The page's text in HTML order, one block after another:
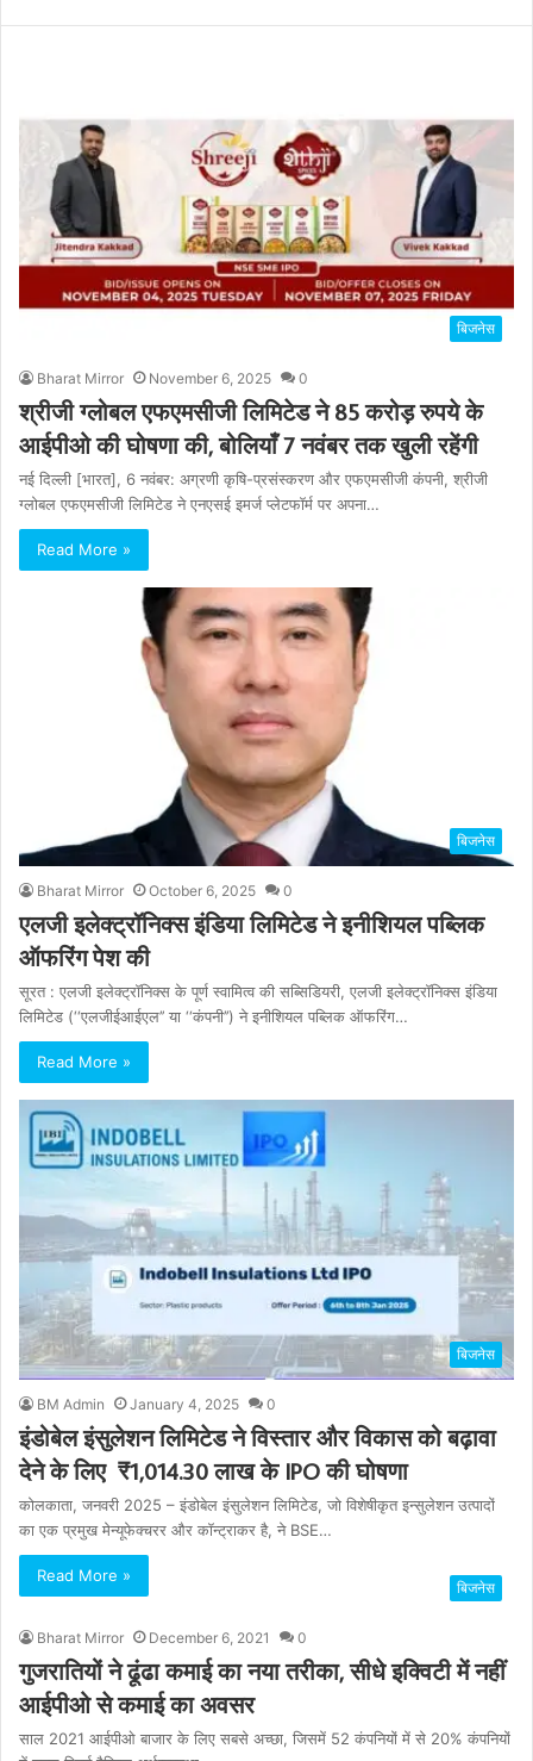
बिजनेस
Bharat Mirror November 6, 2025 0
श्रीजी ग्लोबल एफएमसीजी लिमिटेड ने 85 करोड़ रुपये के
आईपीओ की घोषणा की, बोलियाँ 7 नवंबर तक खुली रहेंगी
नई दिल्ली [भारत], 6 नवंबर: अग्रणी कृषि-प्रसंस्करण और एफएमसीजी कंपनी, श्रीजी
ग्लोबल एफएमसीजी लिमिटेड ने एनएसई इमर्ज प्लेटफॉर्म पर अपना…
Read More »
बिजनेस
Bharat Mirror October 6, 2025 0
एलजी इलेक्ट्रॉनिक्स इंडिया लिमिटेड ने इनीशियल पब्लिक
ऑफरिंग पेश की
सूरत : एलजी इलेक्ट्रॉनिक्स के पूर्ण स्वामित्व की सब्सिडियरी, एलजी इलेक्ट्रॉनिक्स इंडिया
लिमिटेड (‘‘एलजीईआईएल’’ या ‘‘कंपनी’’) ने इनीशियल पब्लिक ऑफरिंग…
Read More »
बिजनेस
BM Admin January 4, 2025 0
इंडोबेल इंसुलेशन लिमिटेड ने विस्तार और विकास को बढ़ावा
देने के लिए ₹1,014.30 लाख के IPO की घोषणा
कोलकाता, जनवरी 2025 – इंडोबेल इंसुलेशन लिमिटेड, जो विशेषीकृत इन्सुलेशन उत्पादों
का एक प्रमुख मेन्यूफेक्चरर और कॉन्ट्राकर है, ने BSE…
Read More »
बिजनेस
Bharat Mirror December 6, 2021 0
गुजरातियों ने ढूंढा कमाई का नया तरीका, सीधे इक्विटी में नहीं
आईपीओ से कमाई का अवसर
साल 2021 आईपीओ बाजार के लिए सबसे अच्छा, जिसमें 52 कंपनियों में से 20% कंपनियों